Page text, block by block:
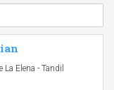
Elena - Tandil